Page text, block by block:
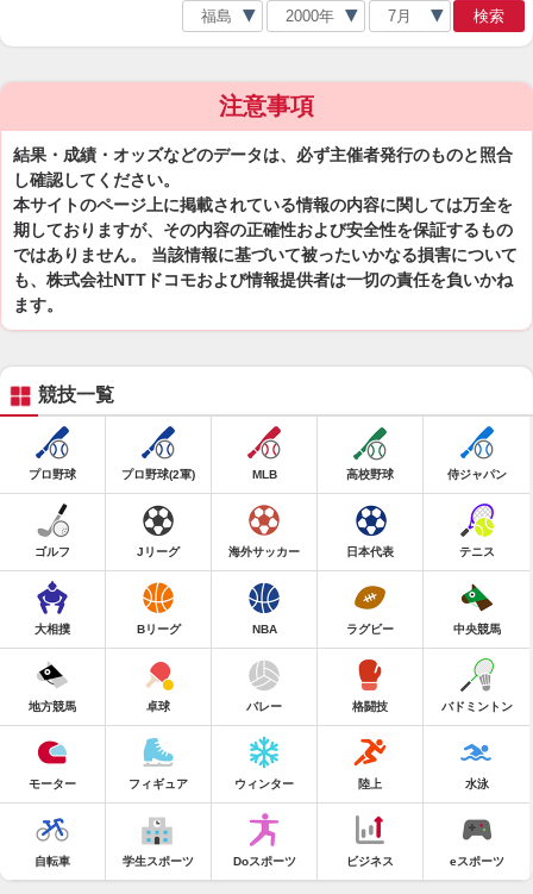
検索
注意事項
結果・成績・オッズなどのデータは、必ず主催者発行のものと照合
し確認してください。
本サイトのページ上に掲載されている情報の内容に関しては万全を
期しておりますが、その内容の正確性および安全性を保証するもの
ではありません。 当該情報に基づいて被ったいかなる損害について
も、株式会社NTTドコモおよび情報提供者は一切の責任を負いかね
ます。
競技一覧
プロ野球 プロ野球(2軍) MLB 高校野球 侍ジャパン
ゴルフ Jリーグ 海外サッカー 日本代表 テニス
大相撲 Bリーグ NBA ラグビー 中央競馬
地方競馬 卓球 バレー 格闘技 バドミントン
モーター フィギュア ウィンター 陸上 水泳
自転車 学生スポーツ Doスポーツ ビジネス eスポーツ